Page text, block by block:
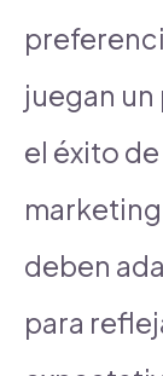
juegan
el éxito
deben
para